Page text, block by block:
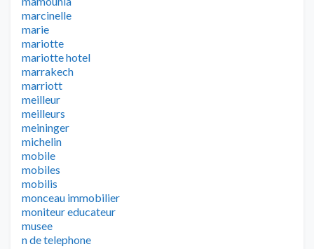
marcinelle
marie
mariotte
mariotte hotel
marrakech
marriott
meilleur
meilleurs
meininger
michelin
mobile
mobiles
mobilis
monceau immobilier
moniteur educateur
musee
n de telephone